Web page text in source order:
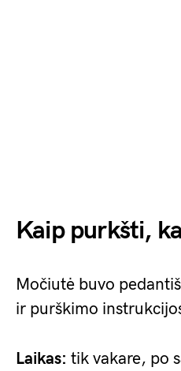
Kaip purkšti,
Močiutė buvo
ir purškimo
Laikas: tik vakare, po